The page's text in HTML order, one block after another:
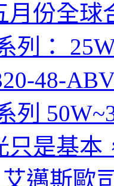
月份全球
列：
48-
列
只是基本
邁斯歐